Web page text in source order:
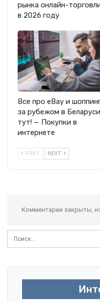
рынка онлайн-
в 2026 году
Все про eBay и
за рубежом в Беларуси
тут! — Покупки в
интернете
PREV NEXT
Комментарии закрыты,